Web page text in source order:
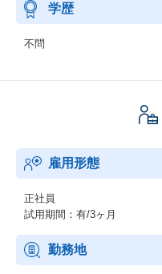
学歴
不問
雇用形態
正社員
試用期間：有/3ヶ月
勤務地